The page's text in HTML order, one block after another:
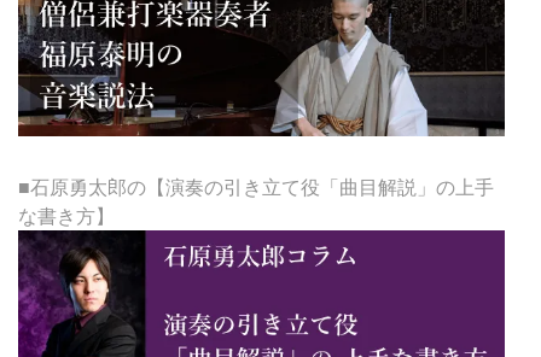
■石原勇太郎の【演奏の引き立て役「曲目解説」の上手
な書き方】